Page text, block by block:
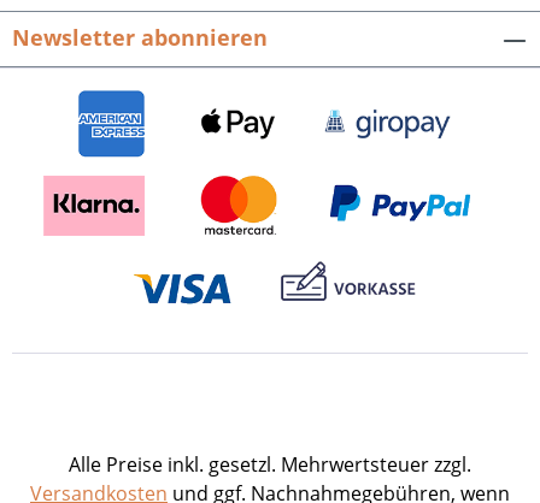
wissenschaftlichen Tagung in Landau
und Selz vom 15. bis 17. Oktober 1999.
Hrsg. von Franz Staab und Thorsten
Unger. Veröffentlichungen der
Pfälzischen Gesellschaft zur Förderung
der Wissenschaften, Band 99. 332 Seiten
mit 30 Abbildungen, Broschur. ISBN 978-
3-89735-083-0. EUR 24,80
Newsletter abonnieren
Alle Preise inkl. gesetzl. Mehrwertsteuer zzgl.
Versandkosten und ggf. Nachnahmegebühren, wenn